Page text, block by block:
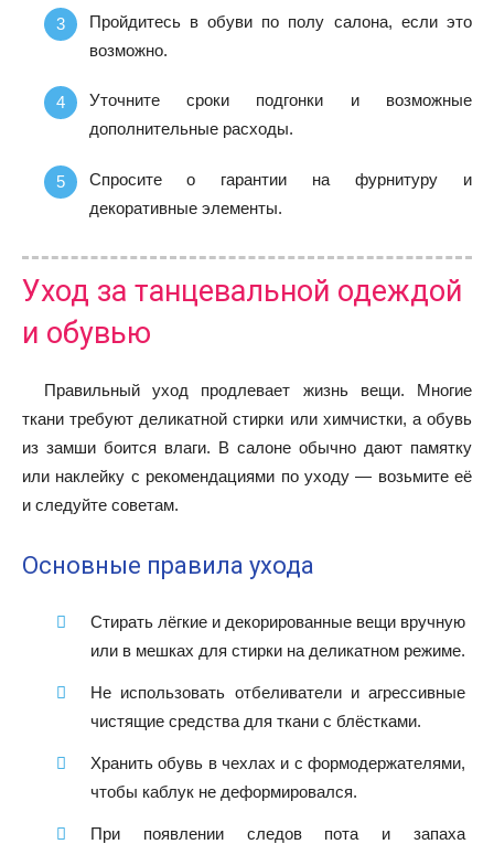
Пройдитесь в обуви по полу салона, если это
возможно.
Уточните сроки подгонки и возможные
дополнительные расходы.
Спросите о гарантии на фурнитуру и
декоративные элементы.
Уход за танцевальной одеждой
и обувью
Правильный уход продлевает жизнь вещи. Многие
ткани требуют деликатной стирки или химчистки, а обувь
из замши боится влаги. В салоне обычно дают памятку
или наклейку с рекомендациями по уходу — возьмите её
и следуйте советам.
Основные правила ухода
Стирать лёгкие и декорированные вещи вручную
или в мешках для стирки на деликатном режиме.
Не использовать отбеливатели и агрессивные
чистящие средства для ткани с блёстками.
Хранить обувь в чехлах и с формодержателями,
чтобы каблук не деформировался.
При появлении следов пота и запаха